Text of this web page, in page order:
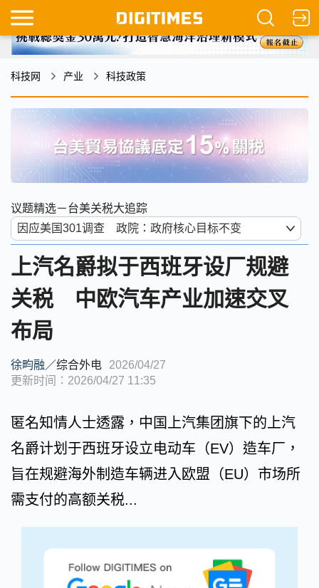
科技网 产业 科技政策
议题精选－台美关税大追踪
上汽名爵拟于西班牙设厂规避
关税 中欧汽车产业加速交叉
布局
徐畇融 ／综合外电
2026/04/27
更新时间：2026/04/27 11:35
匿名知情人士透露，中国上汽集团旗下的上汽
名爵计划于西班牙设立电动车（EV）造车厂，
旨在规避海外制造车辆进入欧盟（EU）市场所
需支付的高额关税...